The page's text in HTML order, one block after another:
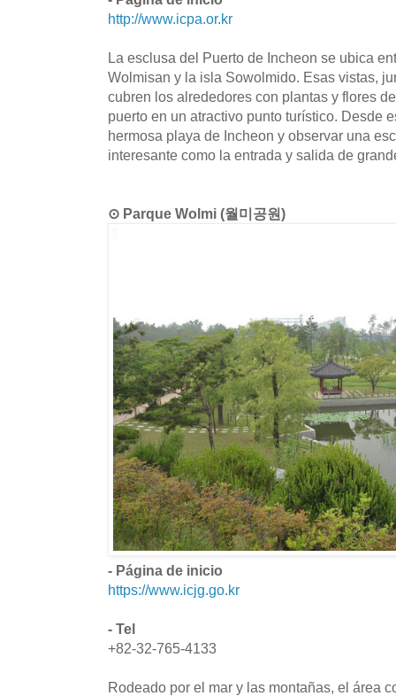
http://www.icpa.or.kr
La esclusa del Puerto de Incheon se ubica
Wolmisan y la isla Sowolmido. Esas vistas,
cubren los alrededores con plantas y flores
puerto en un atractivo punto turístico. Desde
hermosa playa de Incheon y observar una
interesante como la entrada y salida de
⊙ Parque Wolmi (월미공원)
- Página de inicio
https://www.icjg.go.kr
- Tel
+82-32-765-4133
Rodeado por el mar y las montañas, el área